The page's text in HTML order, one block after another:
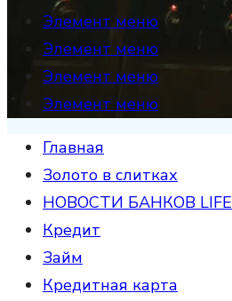
Элемент меню
Элемент меню
Элемент меню
Элемент меню
Главная
Золото в слитках
НОВОСТИ БАНКОВ LIFE
Кредит
Займ
Кредитная карта